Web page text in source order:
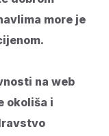
more je
na web
okoliša i